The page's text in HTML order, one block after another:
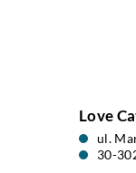
Love
ul.
30-